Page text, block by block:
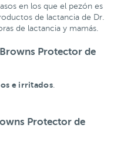
en los que el pezón es
de lactancia de Dr.
de lactancia y mamás.
Protector de
e irritados.
Protector de